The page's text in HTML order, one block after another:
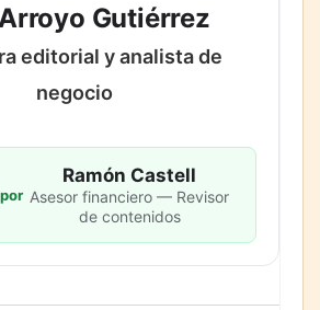
Gutiérrez
editorial y analista de
negocio
Ramón Castell
Asesor financiero — Revisor
de contenidos